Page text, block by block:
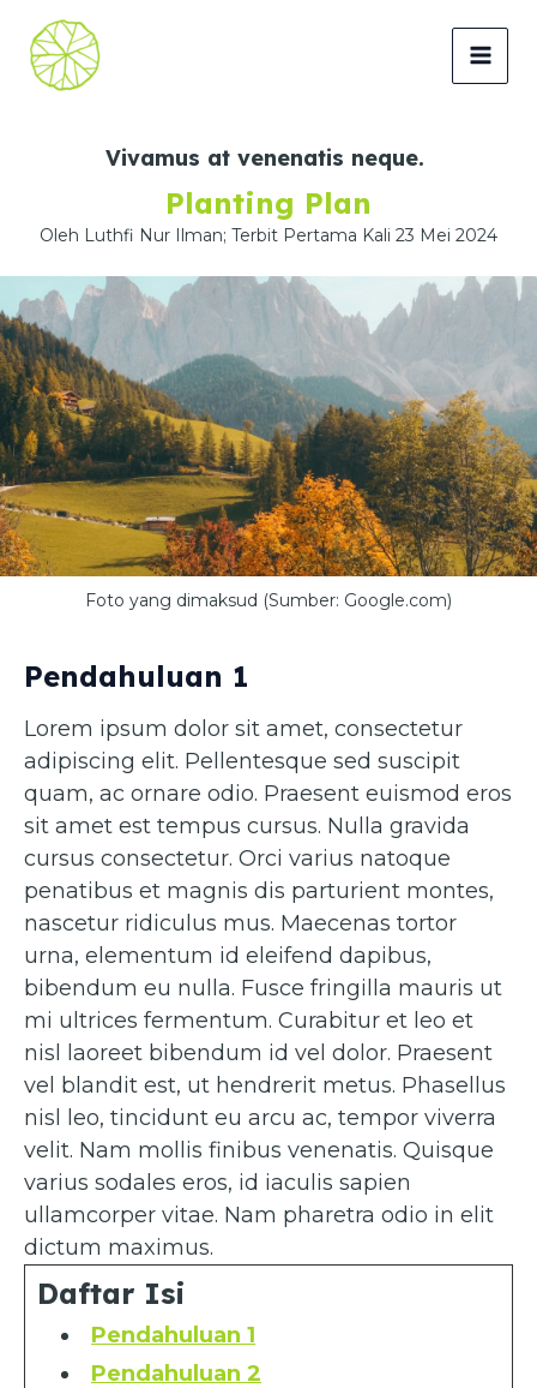
Lewati
konten
Vivamus at venenatis neque.
Planting Plan
Oleh Luthfi Nur Ilman; Terbit Pertama Kali 23 Mei 2024
Foto yang dimaksud (Sumber: Google.com)
Pendahuluan 1
Lorem ipsum dolor sit amet, consectetur
adipiscing elit. Pellentesque sed suscipit
quam, ac ornare odio. Praesent euismod eros
sit amet est tempus cursus. Nulla gravida
cursus consectetur. Orci varius natoque
penatibus et magnis dis parturient montes,
nascetur ridiculus mus. Maecenas tortor
urna, elementum id eleifend dapibus,
bibendum eu nulla. Fusce fringilla mauris ut
mi ultrices fermentum. Curabitur et leo et
nisl laoreet bibendum id vel dolor. Praesent
vel blandit est, ut hendrerit metus. Phasellus
nisl leo, tincidunt eu arcu ac, tempor viverra
velit. Nam mollis finibus venenatis. Quisque
varius sodales eros, id iaculis sapien
ullamcorper vitae. Nam pharetra odio in elit
dictum maximus.
Daftar Isi
Pendahuluan 1
Pendahuluan 2